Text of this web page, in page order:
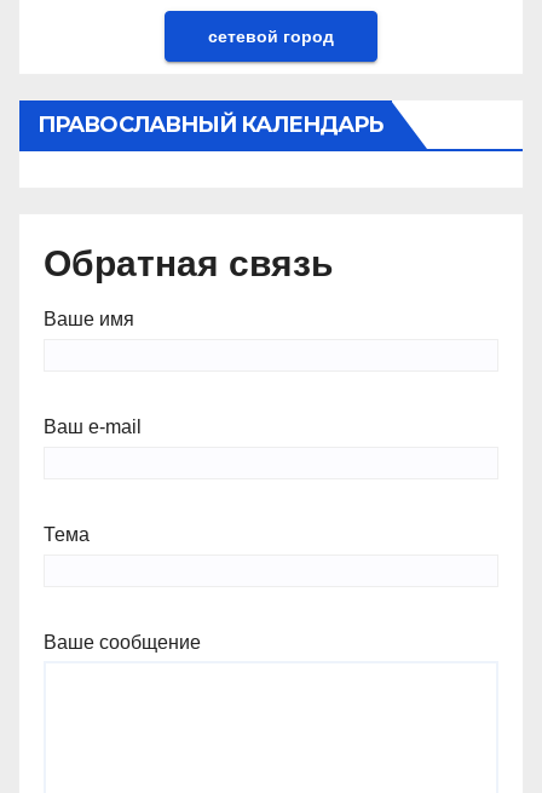
сетевой город
ПРАВОСЛАВНЫЙ КАЛЕНДАРЬ
Обратная связь
Ваше имя
Ваш e-mail
Тема
Ваше сообщение